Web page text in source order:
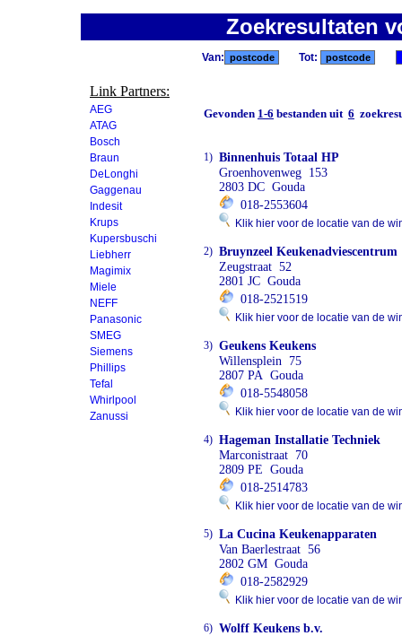
Zoekresultaten
Link Partners:
AEG
ATAG
Bosch
Braun
DeLonghi
Gaggenau
Indesit
Krups
Kupersbuschi
Liebherr
Magimix
Miele
NEFF
Panasonic
SMEG
Siemens
Phillips
Tefal
Whirlpool
Zanussi
Van: Tot:
Gevonden 1-6 bestanden uit 6
1) Binnenhuis Totaal HP
Groenhovenweg 153
2803 DC Gouda
018-2553604
Klik hier voor de locatie van de
2) Bruynzeel Keukenadviescentrum
Zeugstraat 52
2801 JC Gouda
018-2521519
Klik hier voor de locatie van de
3) Geukens Keukens
Willensplein 75
2807 PA Gouda
018-5548058
Klik hier voor de locatie van de
4) Hageman Installatie Techniek
Marconistraat 70
2809 PE Gouda
018-2514783
Klik hier voor de locatie van de
5) La Cucina Keukenapparaten
Van Baerlestraat 56
2802 GM Gouda
018-2582929
Klik hier voor de locatie van de
6) Wolff Keukens b.v.